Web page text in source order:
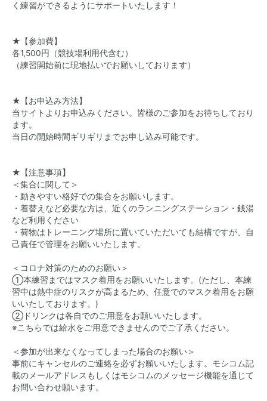
く練習ができるようにサポートいたします！
★【参加費】
各1,500円（競技場利用代含む）
（練習開始前に現地払いでお願いしております）
★【お申込み方法】
当サイトよりお申込みください。皆様のご参加をお待ちしており
ます。
当日の開始時間ギリギリまでお申し込み可能です。
★【注意事項】
＜集合に関して＞
・動きやすい格好での集合をお願いします。
・着替えなど必要な方は、近くのランニングステーション・銭湯
など利用ください
・荷物はトレーニング場所に置いていただいても結構ですが、自
己責任で管理をお願いいたします。
＜コロナ対策のためのお願い＞
①本練習まではマスク着用をお願いいたします。(ただし、本練
習中は熱中症のリスクが高まるため、任意でのマスク着用をお願
いいたしております。)
②ドリンクは各自でのご用意をお願いいたします。
※こちらでは給水をご用意できませんのでご了承ください。
＜参加が出来なくなってしまった場合のお願い＞
事前にキャンセルのご連絡を必ずお願いいたします。モシコム記
載のメールアドレスもしくはモシコムのメッセージ機能を通じて
お問い合わせ願います。